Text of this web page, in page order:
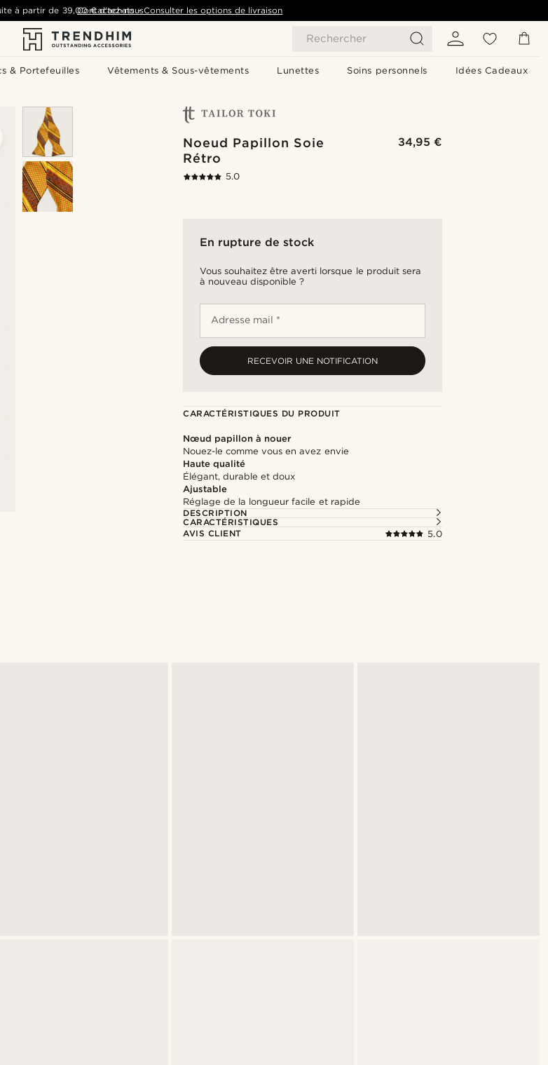
Rechercher
& Portefeuilles Vêtements & Sous-vêtements Lunettes Soins personnels Idées Cadeaux
à partir de 39,00 € d'achats- Consulter les options de livraison
Contactez-nous
Noeud Papillon Soie
Rétro
34,95 €
5.0
En rupture de stock
Vous souhaitez être averti lorsque le produit sera
à nouveau disponible ?
Adresse mail *
RECEVOIR UNE NOTIFICATION
CARACTÉRISTIQUES DU PRODUIT
Nœud papillon à nouer
Nouez-le comme vous en avez envie
Haute qualité
Élégant, durable et doux
Ajustable
Réglage de la longueur facile et rapide
DESCRIPTION
CARACTÉRISTIQUES
AVIS CLIENT
5.0